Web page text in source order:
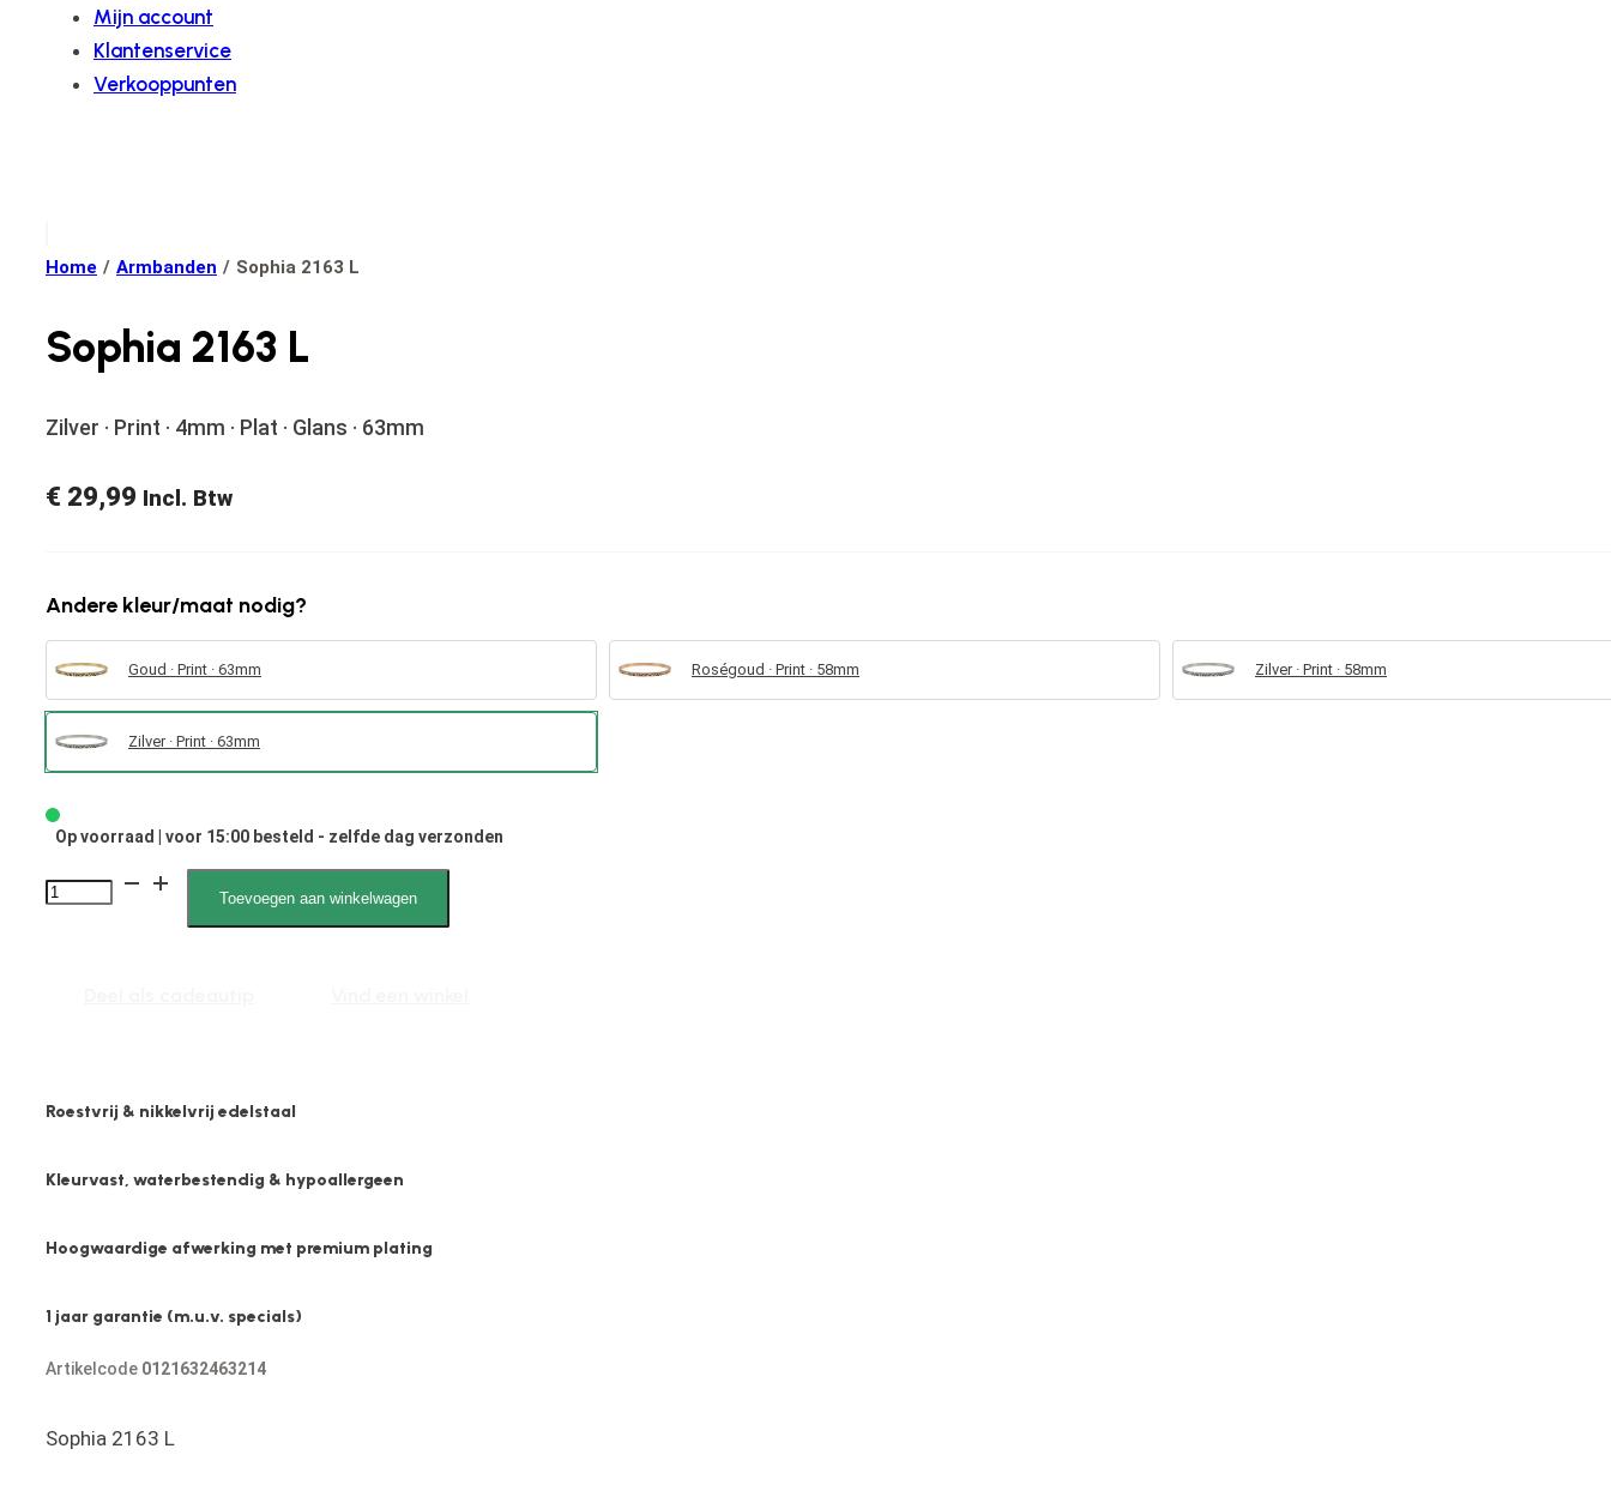
Mijn account
Klantenservice
Verkooppunten
Home / Armbanden / Sophia 2163 L
Sophia 2163 L
Zilver · Print · 4mm · Plat · Glans · 63mm
€ 29,99 Incl. Btw
Andere kleur/maat nodig?
Goud · Print · 63mm Roségoud · Print · 58mm Zilver · Print · 58mm
Zilver · Print · 63mm
Op voorraad | voor 15:00 besteld - zelfde dag verzonden
Sophia
Toevoegen aan winkelwagen
Roestvrij & nikkelvrij edelstaal
Kleurvast, waterbestendig & hypoallergeen
Hoogwaardige afwerking met premium plating
1 jaar garantie (m.u.v. specials)
Artikelcode 0121632463214
Sophia 2163 L